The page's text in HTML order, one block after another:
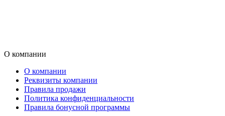
О компании
О компании
Реквизиты компании
Правила продажи
Политика конфиденциальности
Правила бонусной программы